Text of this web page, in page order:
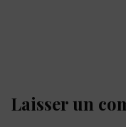
Laisser un